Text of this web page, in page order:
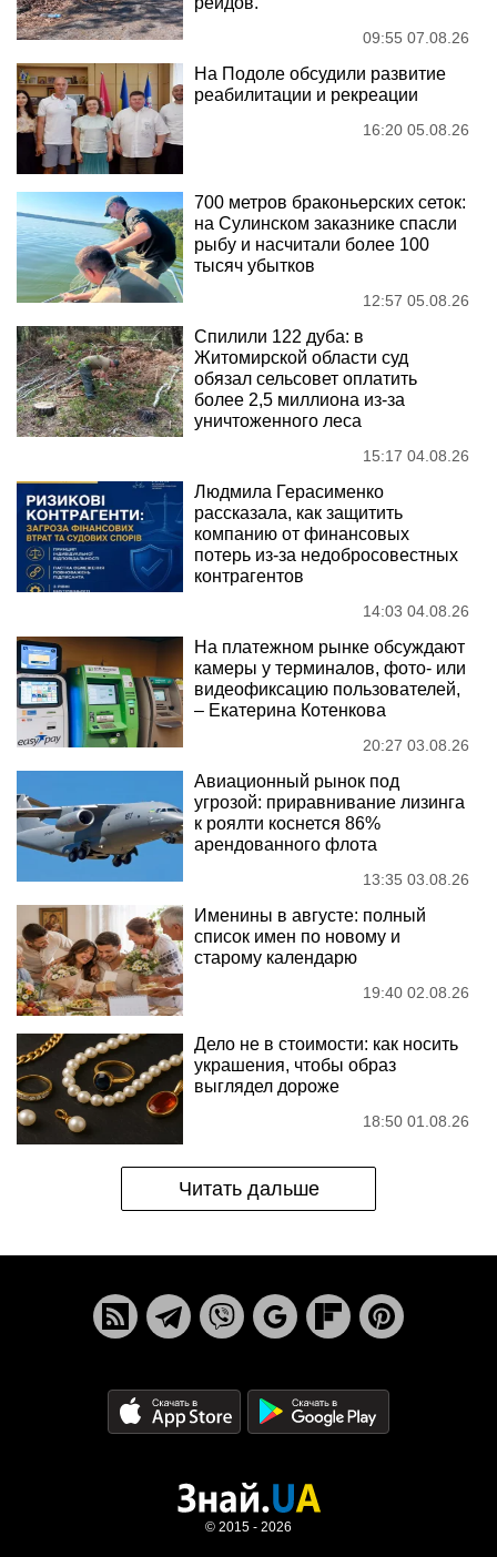
09:55 07.08.26
На Подоле обсудили развитие
реабилитации и рекреации
16:20 05.08.26
700 метров браконьерских сеток:
на Сулинском заказнике спасли
рыбу и насчитали более 100
тысяч убытков
12:57 05.08.26
Спилили 122 дуба: в
Житомирской области суд
обязал сельсовет оплатить
более 2,5 миллиона из-за
уничтоженного леса
15:17 04.08.26
Людмила Герасименко
рассказала, как защитить
компанию от финансовых
потерь из-за недобросовестных
контрагентов
14:03 04.08.26
На платежном рынке обсуждают
камеры у терминалов, фото- или
видеофиксацию пользователей,
– Екатерина Котенкова
20:27 03.08.26
Авиационный рынок под
угрозой: приравнивание лизинга
к роялти коснется 86%
арендованного флота
13:35 03.08.26
Именины в августе: полный
список имен по новому и
старому календарю
19:40 02.08.26
Дело не в стоимости: как носить
украшения, чтобы образ
выглядел дороже
18:50 01.08.26
Читать дальше
© 2015 - 2026